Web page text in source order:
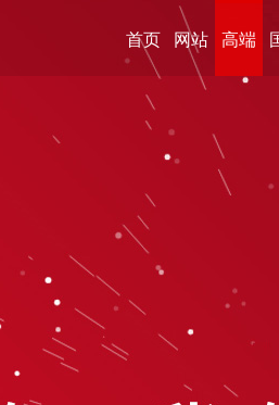
首页 网站 高端